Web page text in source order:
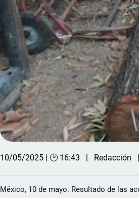
10/05/2025 | 🕑 16:43 Redacción
México, 10 de mayo. Resultado de las